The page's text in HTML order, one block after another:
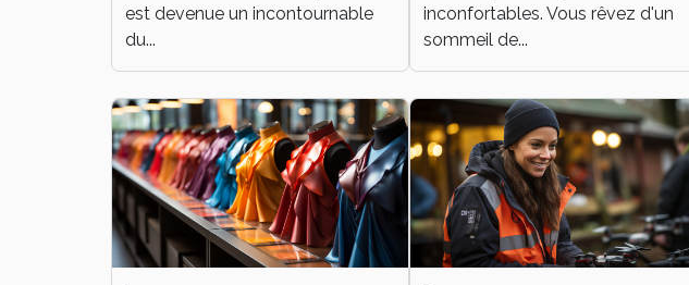
est devenue un incontournable
du...
inconfortables. Vous rêvez d'un
sommeil de...